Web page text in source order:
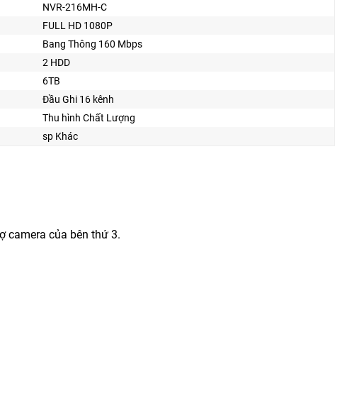
NVR-216MH-C
FULL HD 1080P
Bang Thông 160 Mbps
2 HDD
6TB
Đầu Ghi 16 kênh
Thu hình Chất Lượng
sp Khác
camera của bên thứ 3.